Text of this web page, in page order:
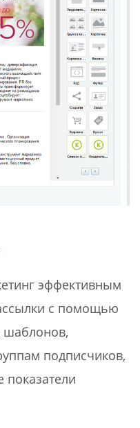
эффективным
с помощью
шаблонов,
подписчиков,
показатели